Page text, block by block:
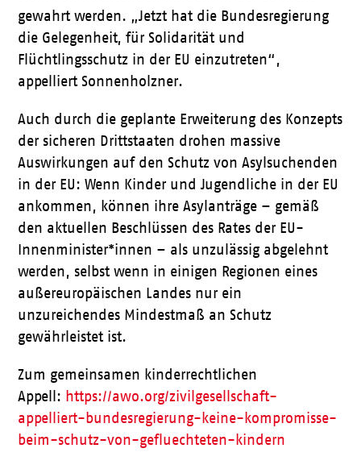
gewahrt werden. „Jetzt hat die Bundesregierung
die Gelegenheit, für Solidarität und
Flüchtlingsschutz in der EU einzutreten“,
appelliert Sonnenholzner.
Auch durch die geplante Erweiterung des Konzepts
der sicheren Drittstaaten drohen massive
Auswirkungen auf den Schutz von Asylsuchenden
in der EU: Wenn Kinder und Jugendliche in der EU
ankommen, können ihre Asylanträge – gemäß
den aktuellen Beschlüssen des Rates der EU-
Innenminister*innen – als unzulässig abgelehnt
werden, selbst wenn in einigen Regionen eines
außereuropäischen Landes nur ein
unzureichendes Mindestmaß an Schutz
gewährleistet ist.
Zum gemeinsamen kinderrechtlichen
Appell: https://awo.org/zivilgesellschaft-
appelliert-bundesregierung-keine-kompromisse-
beim-schutz-von-gefluechteten-kindern